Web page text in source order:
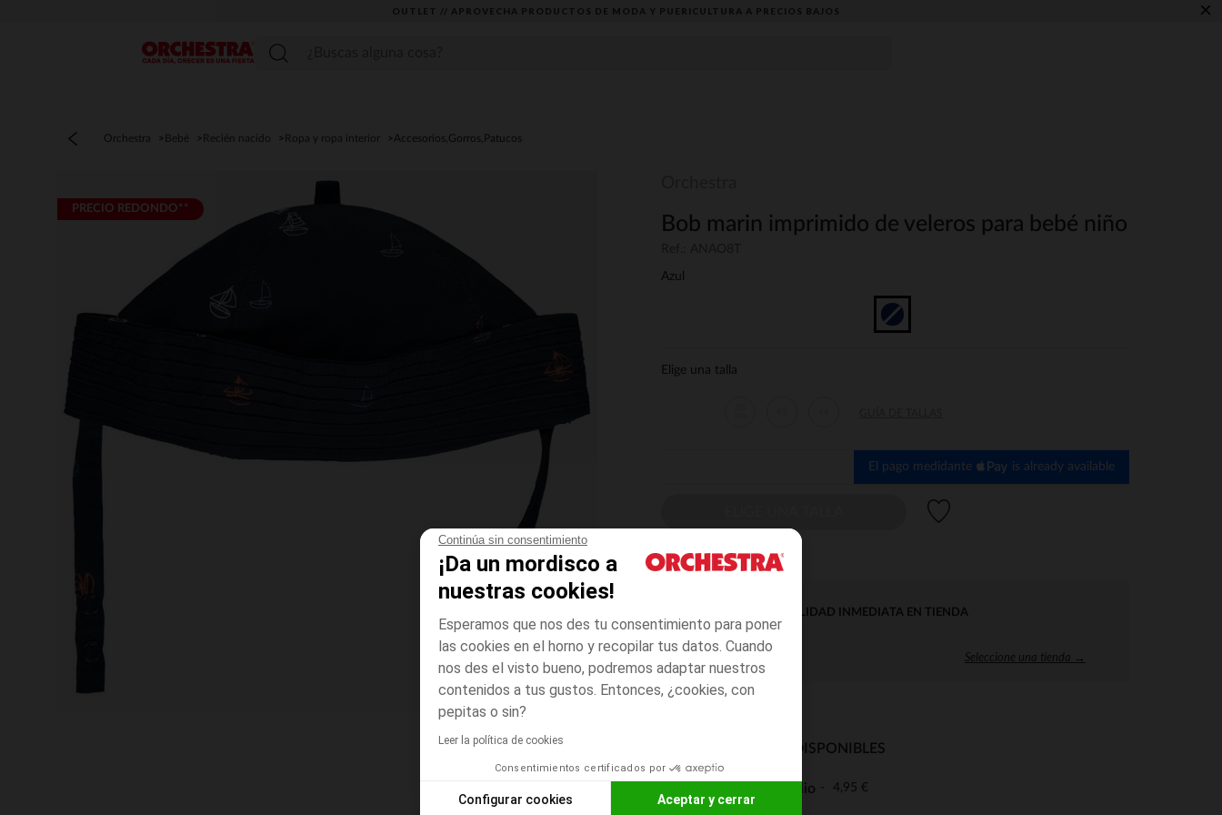
Continúa sin consentimiento
¡Da un mordisco a
nuestras cookies!
Esperamos que nos des tu consentimiento para poner
las cookies en el horno y recopilar tus datos. Cuando
nos des el visto bueno, podremos adaptar nuestros
contenidos a tus gustos. Entonces, ¿cookies, con
pepitas o sin?
Leer la política de cookies
Consentimientos certificados por
Configurar cookies Aceptar y cerrar
OUTLET // APROVECHA PRODUCTOS DE MODA Y PUERICULTURA A PRECIOS BAJOS ×
Menú
Orchestra Bebé Recién nacido Ropa y ropa interior Accesorios,Gorros,Patucos
PRECIO REDONDO**
Bob marin imprimido de veleros para bebé niño
Azul
Elige una talla
El pago medidante is already available
DISPONIBILIDAD INMEDIATA EN TIENDA
Seleccione una tienda →
MODOS DE ENVÍO DISPONIBLES
Entrega a domicilio 4,95 €
De 5 a 8 días